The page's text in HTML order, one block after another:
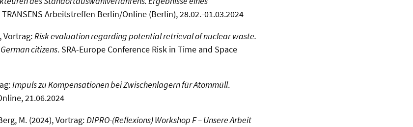
TRANSENS Arbeitstreffen Berlin/Online (Berlin), 28.02.-01.03.2024
Vortrag:Risk evaluation regarding potential retrieval of nuclear waste.
citizens. SRA-Europe Conference Risk in Time and Space
Impuls zu Kompensationen bei Zwischenlagern für Atommüll.
21.06.2024
M. (2024), Vortrag:DIPRO-(Reflexions) Workshop F – Unsere Arbeit